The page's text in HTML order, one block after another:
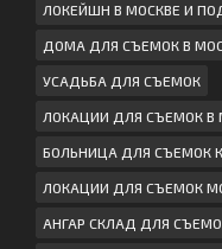
ЛОКЕЙШН В МОСКВЕ И
ДОМА ДЛЯ СЪЕМОК В
УСАДЬБА ДЛЯ СЪЕМОК
ЛОКАЦИИ ДЛЯ СЪЕМОК В
БОЛЬНИЦА ДЛЯ СЪЕМОК
ЛОКАЦИИ ДЛЯ СЪЕМОК
АНГАР СКЛАД ДЛЯ